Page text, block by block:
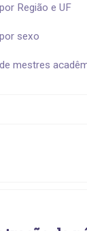
Região e UF
sexo
mestres